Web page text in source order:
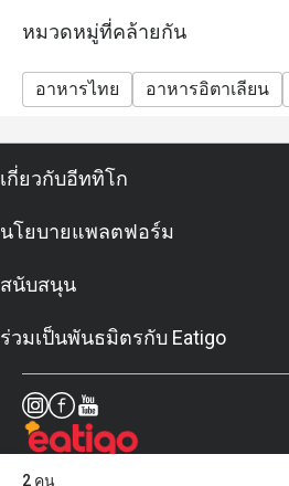
หมวดหมู่ที่คล้ายกัน
อาหารไทย อาหารอิตาเลียน
2 คน
เกี่ยวกับอีททิโก
นโยบายแพลตฟอร์ม
สนับสนุน
ร่วมเป็นพันธมิตรกับ Eatigo